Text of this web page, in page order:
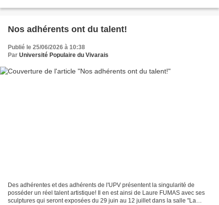
Nos adhérents ont du talent!
Publié le 25/06/2026 à 10:38
Par Université Populaire du Vivarais
Des adhérentes et des adhérents de l'UPV présentent la singularité de
posséder un réel talent artistique! Il en est ainsi de Laure FUMAS avec ses
sculptures qui seront exposées du 29 juin au 12 juillet dans la salle "La